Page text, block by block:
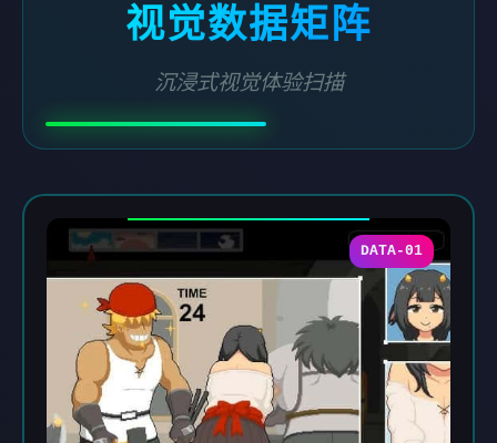
视觉数据矩阵
沉浸式视觉体验扫描
DATA-01